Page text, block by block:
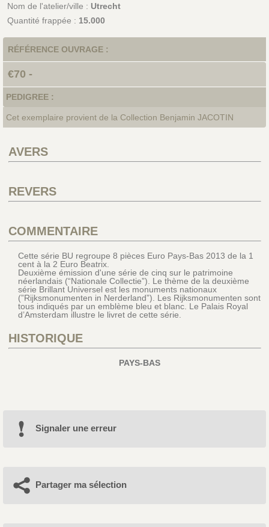
Nom de l'atelier/ville : Utrecht
Quantité frappée : 15.000
RÉFÉRENCE OUVRAGE :
€70 -
PEDIGREE :
Cet exemplaire provient de la Collection Benjamin JACOTIN
AVERS
REVERS
COMMENTAIRE
Cette série BU regroupe 8 pièces Euro Pays-Bas 2013 de la 1
cent à la 2 Euro Beatrix.
Deuxième émission d'une série de cinq sur le patrimoine
néerlandais (“Nationale Collectie”). Le thème de la deuxième
série Brillant Universel est les monuments nationaux
(”Rijksmonumenten in Nerderland”). Les Rijksmonumenten sont
tous indiqués par un emblème bleu et blanc. Le Palais Royal
d’Amsterdam illustre le livret de cette série.
HISTORIQUE
PAYS-BAS
Signaler une erreur
Partager ma sélection